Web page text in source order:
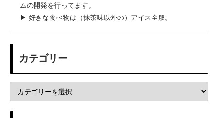
ムの開発を行ってます。
▶ 好きな食べ物は（抹茶味以外の）アイス全般。
カテゴリー